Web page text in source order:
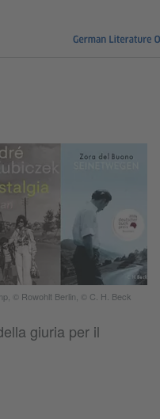
© Rowohlt Berlin, © C. H. Beck
giuria per il